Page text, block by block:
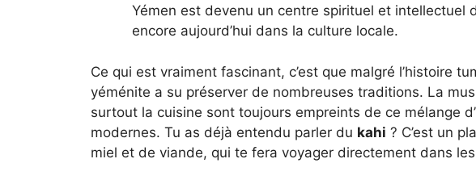
Yémen est devenu un centre spirituel et intellectuel
encore aujourd’hui dans la culture locale.
Ce qui est vraiment fascinant, c’est que malgré l’histoire
yéménite a su préserver de nombreuses traditions. La
surtout la cuisine sont toujours empreints de ce mélange
modernes. Tu as déjà entendu parler du kahi ? C’est un
miel et de viande, qui te fera voyager directement dans